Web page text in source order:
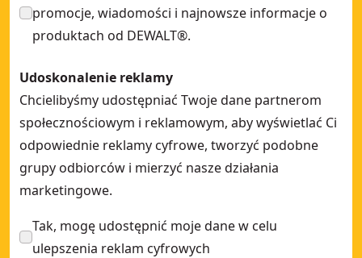
promocje, wiadomości i najnowsze informacje o
produktach od DEWALT®.
Udoskonalenie reklamy
Chcielibyśmy udostępniać Twoje dane partnerom
społecznościowym i reklamowym, aby wyświetlać Ci
odpowiednie reklamy cyfrowe, tworzyć podobne
grupy odbiorców i mierzyć nasze działania
marketingowe.
Tak, mogę udostępnić moje dane w celu
ulepszenia reklam cyfrowych